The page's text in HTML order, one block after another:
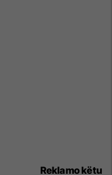
Reklamo këtu